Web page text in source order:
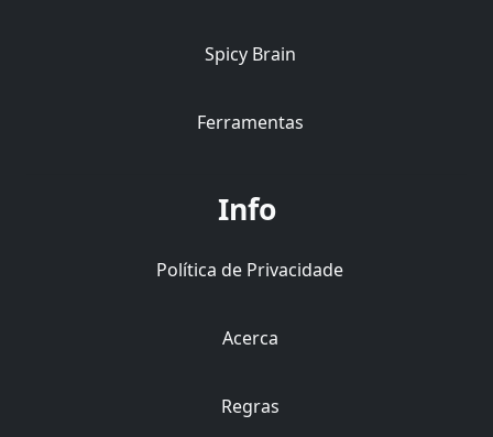
Spicy Brain
Ferramentas
Info
Política de Privacidade
Acerca
Regras